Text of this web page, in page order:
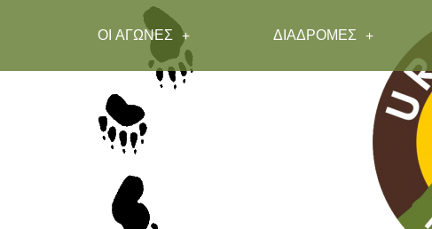
ΟΙ ΑΓΩΝΕΣ ΔΙΑΔΡΟΜΕΣ